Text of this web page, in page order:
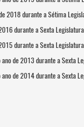
2018 durante a Sétima
durante a Sexta
durante a Sexta
ano de 2013 durante a Sexta
ano de 2014 durante a Sexta